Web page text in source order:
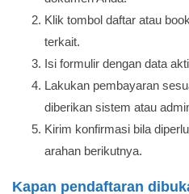
Klik tombol daftar atau
terkait.
Isi formulir dengan data
Lakukan pembayaran
diberikan sistem atau
Kirim konfirmasi bila
arahan berikutnya.
Kapan pendaftaran